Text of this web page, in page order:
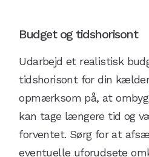
Budget og tidshorisont
Udarbejd et realistisk
tidshorisont for din
opmærksom på, at
kan tage længere tid og
forventet. Sørg for at
eventuelle uforudsete